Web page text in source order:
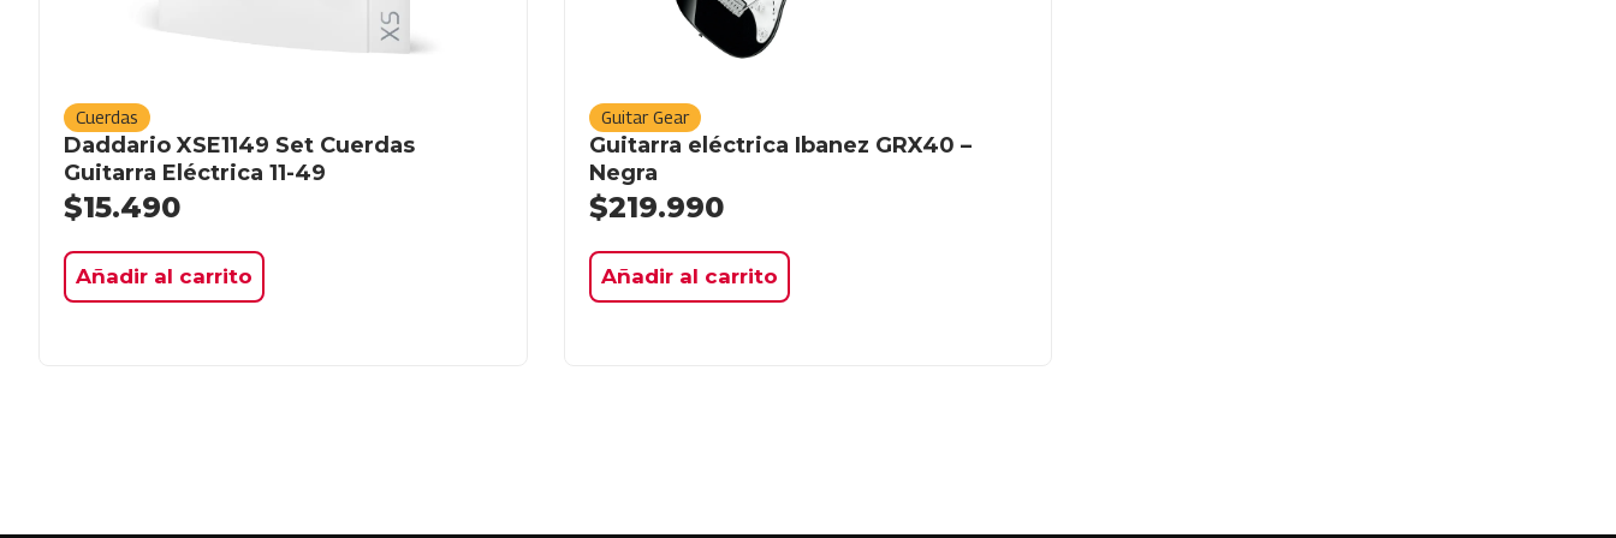
Cuerdas
Daddario XSE1149 Set Cuerdas
Guitarra Eléctrica 11-49
$15.490
Añadir al carrito
Guitar Gear
Guitarra eléctrica Ibanez GRX40 –
Negra
$219.990
Añadir al carrito